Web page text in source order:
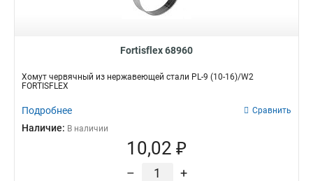
Fortisflex 68960
Хомут червячный из нержавеющей стали PL-9 (10-16)/W2
FORTISFLEX
Подробнее Сравнить
Наличие: В наличии
10,02 ₽
– +